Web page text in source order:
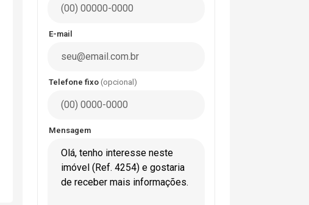
E-mail
Telefone fixo (opcional)
Mensagem